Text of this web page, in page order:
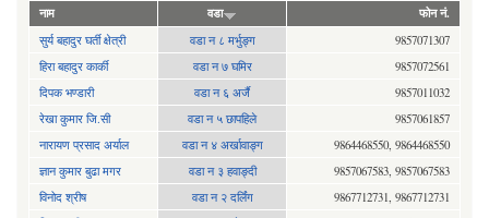
नाम वडा फोन नं.
सुर्य बहादुर घर्ती क्षेत्री वडा न ८ मर्भुङ्ग
9857071307
हिरा बहादुर कार्की
वडा न ७ घमिर
9857072561
दिपक भण्डारी
वडा न ६ अर्जै
9857011032
रेखा कुमार जि.सी
वडा न ५ छापहिले
9857061857
नारायण प्रसाद अर्याल
वडा न‍ ४ अर्खावाङ्ग
9864468550, 9864468550
ज्ञान कुमार बुढा मगर
वडा न ३ हवाङ्दी
9857067583, 9857067583
विनोद श्रीष
वडा न २ दर्लिंग
9867712731, 9867712731